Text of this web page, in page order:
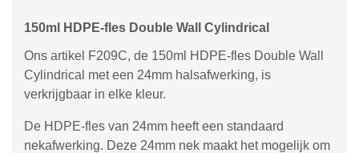
150ml HDPE-fles Double Wall Cylindrical
Ons artikel F209C, de 150ml HDPE-fles Double Wall
Cylindrical met een 24mm halsafwerking, is
verkrijgbaar in elke kleur.
De HDPE-fles van 24mm heeft een standaard
nekafwerking. Deze 24mm nek maakt het mogelijk om